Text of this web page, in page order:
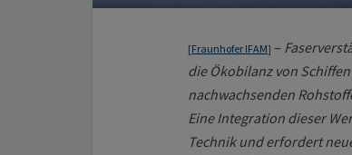
[Fraunhofer IFAM] –
die Ökobilanz von
nachwachsenden
Eine Integration dieser
Technik und erfordert